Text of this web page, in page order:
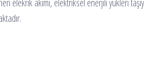
elekrik akımı, elektriksel enerjili yükleri